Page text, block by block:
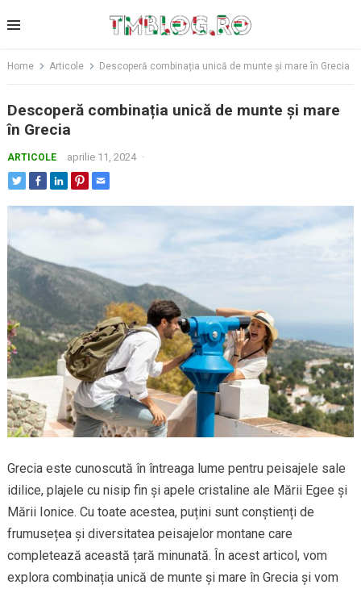
to
Home Articole Descoperă combinația unică de munte și mare în Grecia
Descoperă combinația unică de munte și mare
în Grecia
ARTICOLE aprilie 11, 2024 ·
Grecia este cunoscută în întreaga lume pentru peisajele sale
idilice, plajele cu nisip fin și apele cristaline ale Mării Egee și
Mării Ionice. Cu toate acestea, puțini sunt conștienți de
frumusețea și diversitatea peisajelor montane care
completează această țară minunată. În acest articol, vom
explora combinația unică de munte și mare în Grecia și vom